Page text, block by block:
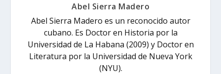
Abel Sierra Madero
Abel Sierra Madero es un reconocido autor
cubano. Es Doctor en Historia por la
Universidad de La Habana (2009) y Doctor en
Literatura por la Universidad de Nueva York
(NYU).